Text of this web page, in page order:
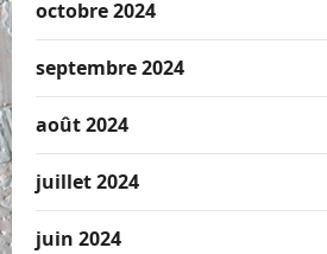
octobre 2024
septembre 2024
août 2024
juillet 2024
juin 2024